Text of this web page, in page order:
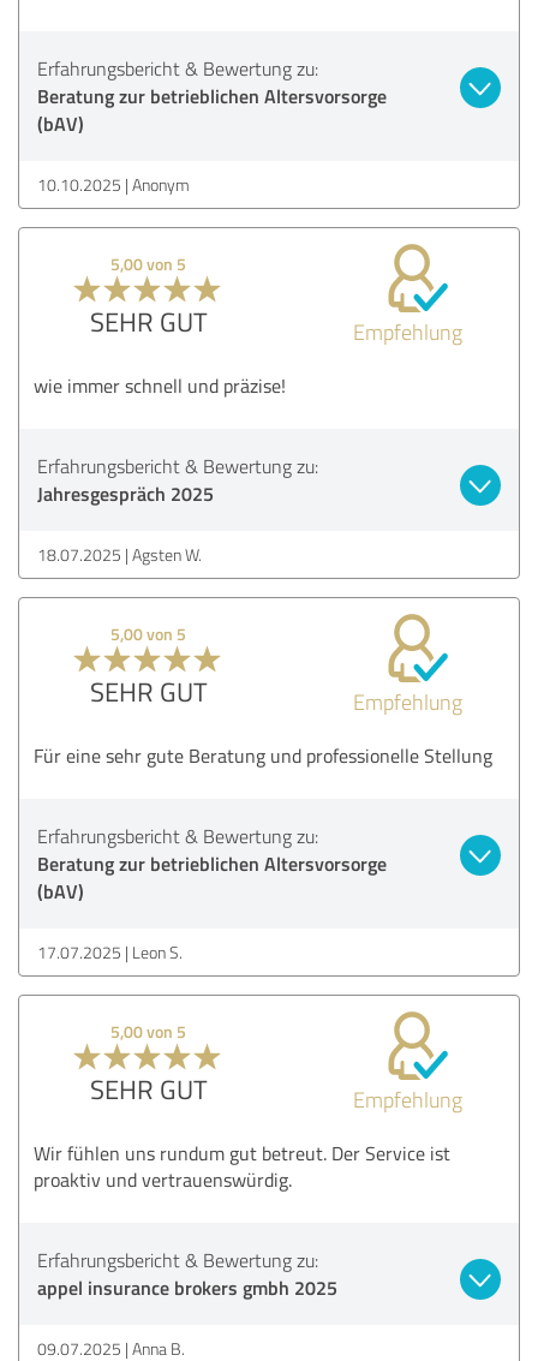
Erfahrungsbericht & Bewertung zu:
Beratung zur betrieblichen Altersvorsorge
(bAV)
10.10.2025 Anonym
5,00 von 5
SEHR GUT Empfehlung
wie immer schnell und präzise!
Erfahrungsbericht & Bewertung zu:
Jahresgespräch 2025
18.07.2025 Agsten W.
5,00 von 5
SEHR GUT Empfehlung
Für eine sehr gute Beratung und professionelle Stellung
Erfahrungsbericht & Bewertung zu:
Beratung zur betrieblichen Altersvorsorge
(bAV)
17.07.2025 Leon S.
5,00 von 5
SEHR GUT Empfehlung
Wir fühlen uns rundum gut betreut. Der Service ist
proaktiv und vertrauenswürdig.
Erfahrungsbericht & Bewertung zu:
appel insurance brokers gmbh 2025
09.07.2025 Anna B.